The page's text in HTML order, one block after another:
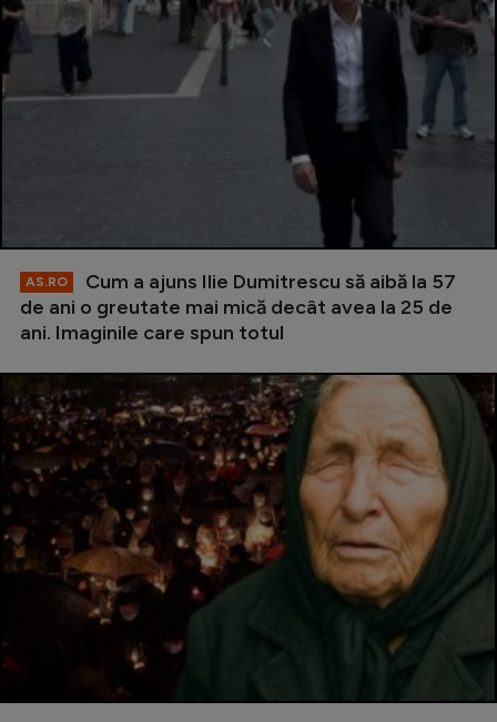
AS.RO
Cum a ajuns Ilie Dumitrescu să aibă la 57
de ani o greutate mai mică decât avea la 25 de
ani. Imaginile care spun totul